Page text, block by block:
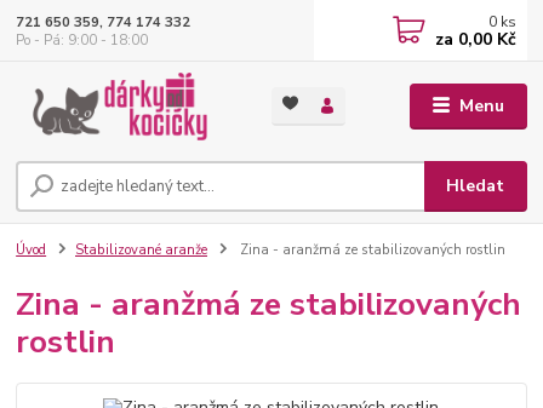
Menu
Hledat
721 650 359, 774 174 332
Po - Pá: 9:00 - 18:00
0 ks
za 0,00 Kč
Úvod Stabilizované aranže Zina - aranžmá ze stabilizovaných rostlin
Zina - aranžmá ze stabilizovaných
rostlin